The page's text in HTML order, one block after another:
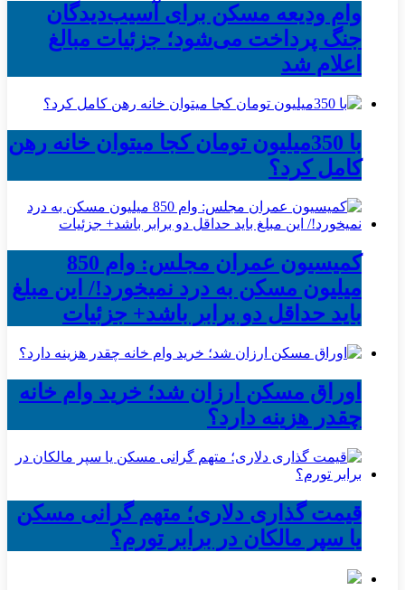
وام ودیعه مسکن برای آسیب‌دیدگان
جنگ پرداخت می‌شود؛ جزئیات مبالغ
اعلام شد
با 350میلیون تومان کجا میتوان خانه رهن
کامل کرد؟
کمیسیون عمران مجلس: وام 850
میلیون مسکن به درد نمیخورد!/ این مبلغ
باید حداقل دو برابر باشد+ جزئیات
اوراق مسکن ارزان شد؛ خرید وام خانه
چقدر هزینه دارد؟
قیمت گذاری دلاری؛ متهم گرانی مسکن
یا سپر مالکان در برابر تورم؟